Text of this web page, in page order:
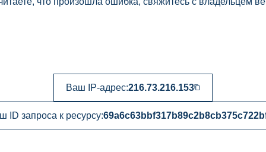
Ваш IP-адрес:216.73.216.153
ID запроса к ресурсу: